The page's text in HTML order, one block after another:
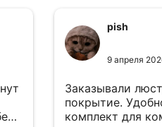
pish
9 апреля
Заказывали
покрытие.
комплект для